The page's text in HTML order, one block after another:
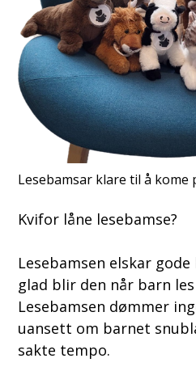
Lesebamsar klare til å kome
Kvifor låne lesebamse?
Lesebamsen elskar
glad blir den når barn
Lesebamsen dømmer
uansett om barnet
sakte tempo.